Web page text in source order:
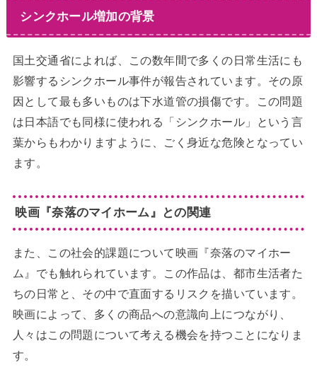
シンクホール増加の背景
国土交通省によれば、この数年間で多くの日常生活にも
影響するシンクホール事件が報告されています。その原
因として最も多いものは下水道管の損傷です。この問題
は日本語でも同様に使われる「シンクホール」という言
葉からもわかりますように、ごく身近な危険となってい
ます。
映画『奈落のマイホーム』との関連
また、この社会的課題について映画『奈落のマイホー
ム』でも触れられています。この作品は、都市生活者た
ちの日常と、その中で直面するリスクを描いています。
映画によって、多くの商品への意識向上につながり、
人々はこの問題について考える機会を持つことになりま
す。